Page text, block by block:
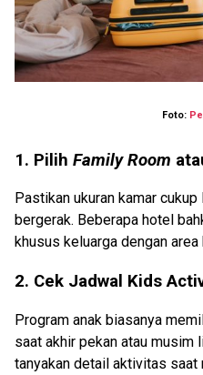
Foto:
1. Pilih Family Room
Pastikan ukuran kamar
bergerak. Beberapa hotel
khusus keluarga dengan area
2. Cek Jadwal Kids
Program anak biasanya
saat akhir pekan atau musim
tanyakan detail aktivitas